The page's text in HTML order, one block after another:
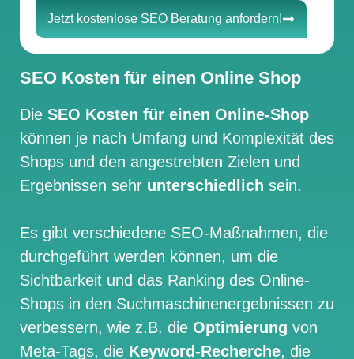
Jetzt kostenlose SEO Beratung anfordern!
SEO Kosten für einen Online Shop
Die SEO Kosten für einen Online-Shop
können je nach Umfang und Komplexität des
Shops und den angestrebten Zielen und
Ergebnissen sehr unterschiedlich sein.
Es gibt verschiedene SEO-Maßnahmen, die
durchgeführt werden können, um die
Sichtbarkeit und das Ranking des Online-
Shops in den Suchmaschinenergebnissen zu
verbessern, wie z.B. die Optimierung von
Meta-Tags, die Keyword-Recherche, die